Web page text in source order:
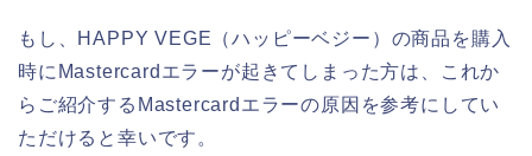
もし、HAPPY VEGE（ハッピーベジー）の商品を購入
時にMastercardエラーが起きてしまった方は、これか
らご紹介するMastercardエラーの原因を参考にしてい
ただけると幸いです。